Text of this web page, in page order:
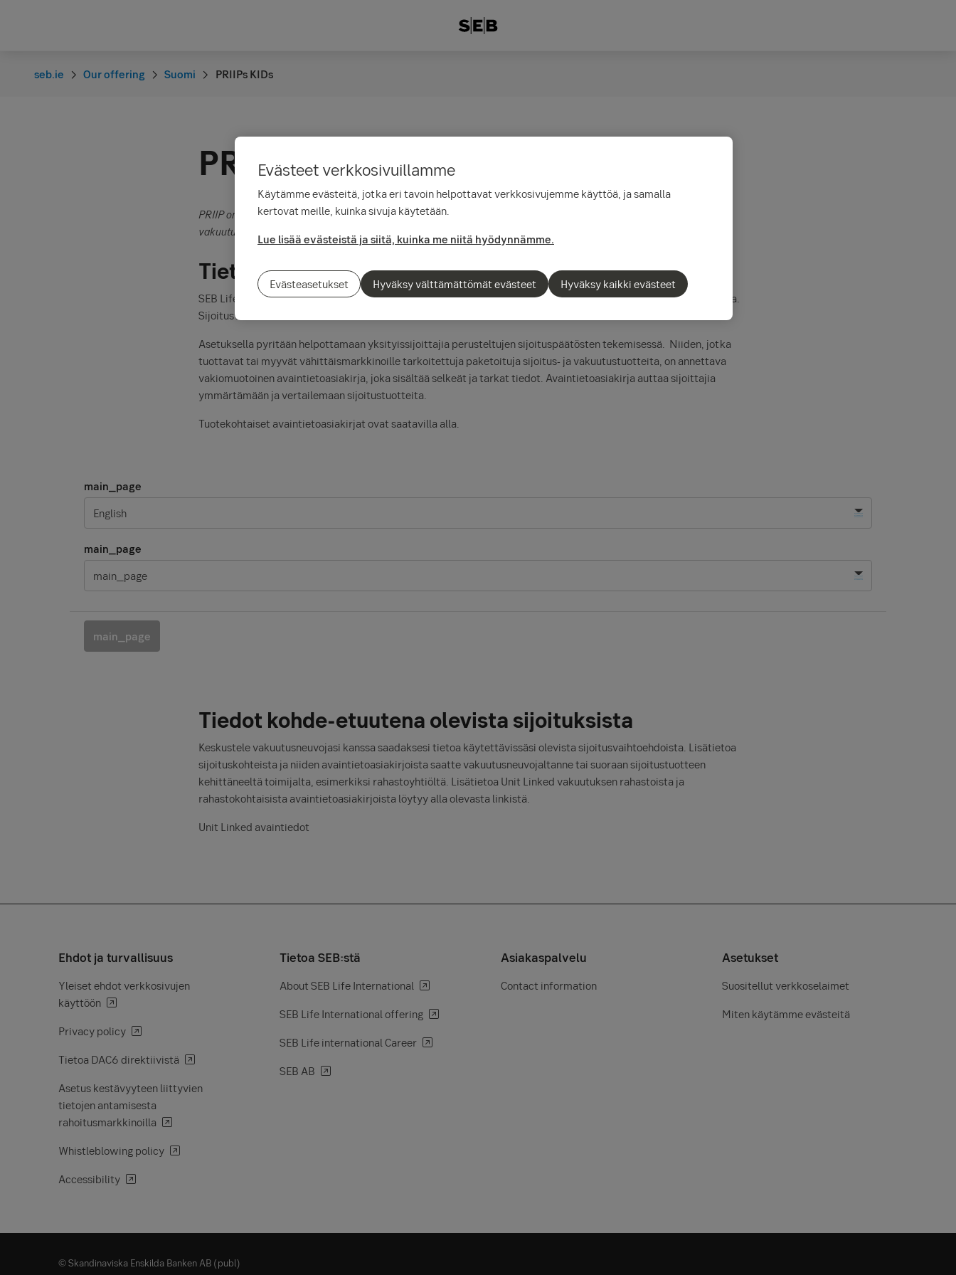
seb.ie Our offering Suomi PRIIPs KIDs
PRIIP
PRIIP on lyhenne sanoista Packaged Retail Investment and Insurance-based Products, eli paketoidut ja
vakuutusmuotoiset tuotteet, eli ns. PRIIP-tuotteet.
Tietoa PRIIPistä
SEB Life International tarjoaa valikoiman vähittäismarkkinoille suunnattuja sijoitus- ja vakuutuspohjaisia tuotteita.
Sijoitusvakuutukset ovat EU:n PRIIP-asetuksen alaisia tuotteita.
Asetuksella pyritään helpottamaan yksityissijoittajia perusteltujen sijoituspäätösten tekemisessä. Niiden, jotka
tuottavat tai myyvät vähittäismarkkinoille tarkoitettuja paketoituja sijoitus- ja vakuutustuotteita, on annettava
vakiomuotoinen avaintietoasiakirja, joka sisältää selkeät ja tarkat tiedot. Avaintietoasiakirja auttaa sijoittajia
ymmärtämään ja vertailemaan sijoitustuotteita.
Tuotekohtaiset avaintietoasiakirjat ovat saatavilla alla.
main_page
English
main_page
main_page
main_page
Tiedot kohde-etuutena olevista sijoituksista
Keskustele vakuutusneuvojasi kanssa saadaksesi tietoa käytettävissäsi olevista sijoitusvaihtoehdoista. Lisätietoa
sijoituskohteista ja niiden avaintietoasiakirjoista saatte vakuutusneuvojaltanne tai suoraan sijoitustuotteen
kehittäneeltä toimijalta, esimerkiksi rahastoyhtiöltä. Lisätietoa Unit Linked vakuutuksen rahastoista ja
rahastokohtaisista avaintietoasiakirjoista löytyy alla olevasta linkistä.
Unit Linked avaintiedot
Ehdot ja turvallisuus
Yleiset ehdot verkkosivujen
käyttöön
Privacy policy
Tietoa DAC6 direktiivistä
Asetus kestävyyteen liittyvien
tietojen antamisesta
rahoitusmarkkinoilla
Whistleblowing policy
Accessibility
Tietoa SEB:stä
About SEB Life International
SEB Life International offering
SEB Life international Career
SEB AB
Asiakaspalvelu
Contact information
Asetukset
Suositellut verkkoselaimet
Miten käytämme evästeitä
© Skandinaviska Enskilda Banken AB (publ)
Evästeet verkkosivuillamme
Käytämme evästeitä, jotka eri tavoin helpottavat verkkosivujemme käyttöä, ja samalla
kertovat meille, kuinka sivuja käytetään.
Lue lisää evästeistä ja siitä, kuinka me niitä hyödynnämme.
Evästeasetukset Hyväksy välttämättömät evästeet Hyväksy kaikki evästeet